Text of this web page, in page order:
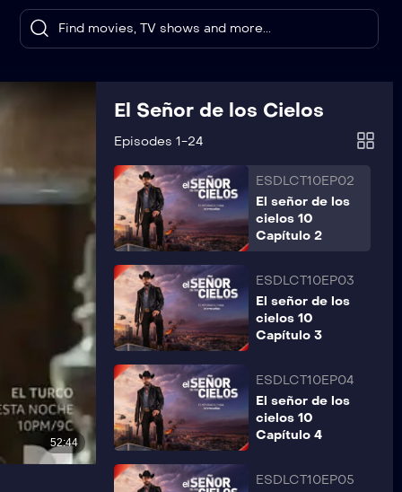
El Señor de los Cielos
Episodes 1-24
ESDLCT10EP01
El señor de los
cielos 10
ESDLCT10EP02
El señor de los
cielos 10
Capítulo 2
ESDLCT10EP03
El señor de los
cielos 10
Capítulo 3
ESDLCT10EP04
El señor de los
cielos 10
Capítulo 4
ESDLCT10EP05